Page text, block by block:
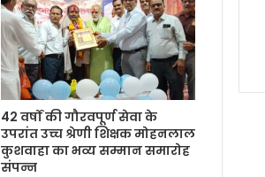
42 वर्षों की गौरवपूर्ण सेवा के
उपरांत उच्च श्रेणी शिक्षक मोहनलाल
कुशवाहा का भव्य सम्मान समारोह
संपन्न